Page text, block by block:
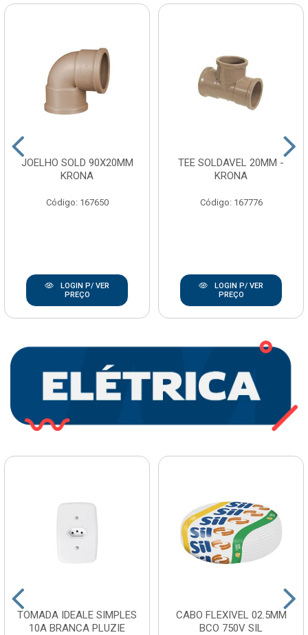
JOELHO SOLD 90X20MM
KRONA
Código: 167650
LOGIN P/ VER
PREÇO
TEE SOLDAVEL 20MM -
KRONA
Código: 167776
LOGIN P/ VER
PREÇO
TOMADA IDEALE SIMPLES
10A BRANCA PLUZIE
CABO FLEXIVEL 02.5MM
BCO 750V SIL